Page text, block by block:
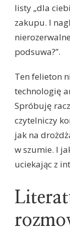
listy „dla
zakupu. I
podsuwa?”.
Ten felieton
technologię
Spróbuję
czytelniczy
jak na
w szumie. I
uciekając z